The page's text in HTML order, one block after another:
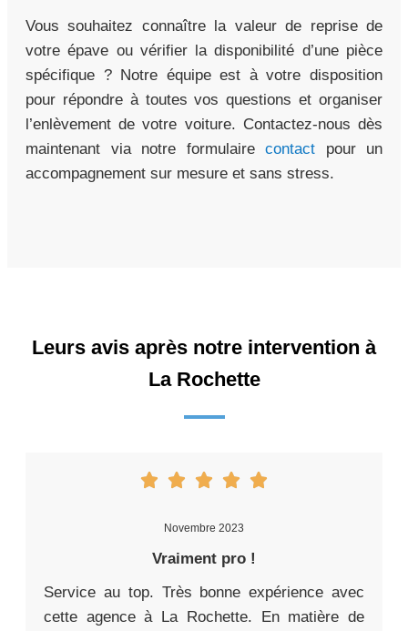
Vous souhaitez connaître la valeur de reprise de
votre épave ou vérifier la disponibilité d’une pièce
spécifique ? Notre équipe est à votre disposition
pour répondre à toutes vos questions et organiser
l’enlèvement de votre voiture. Contactez-nous dès
maintenant via notre formulaire contact pour un
accompagnement sur mesure et sans stress.
Leurs avis après notre intervention à
La Rochette
Novembre 2023
Vraiment pro !
Service au top. Très bonne expérience avec
cette agence à La Rochette. En matière de